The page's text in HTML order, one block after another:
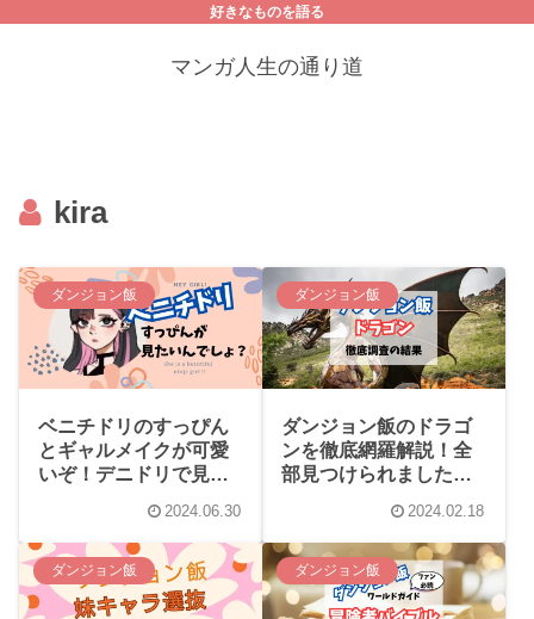
好きなものを語る
マンガ人生の通り道
kira
ダンジョン飯
ベニチドリのすっぴん
とギャルメイクが可愛
いぞ！デニドリで見る
2024.06.30
ダンジョン飯
ダンジョン飯のドラゴ
ンを徹底網羅解説！全
部見つけられました
2024.02.18
ダンジョン飯 ダンジョン飯